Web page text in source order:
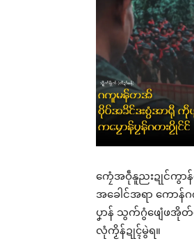
ကၠေံအဝဵုနူညးဍုင်ကွာ
အခေါင်အရာ ကော
ပၞာန် သွက်ဂွံဖျေံဖအို
လုံကၟိန်ဍုၚ်မွဲရ။